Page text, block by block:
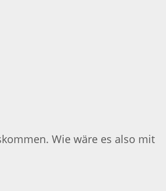
Wie wäre es also mit